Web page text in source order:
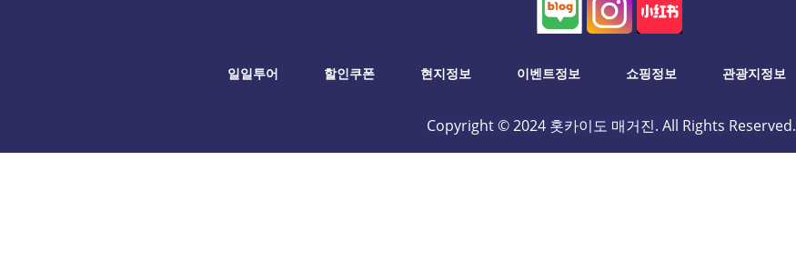
일일투어 할인쿠폰 현지정보 이벤트정보 쇼핑정보 관광지정보
Copyright © 2024 홋카이도 매거진. All Rights Reserved.